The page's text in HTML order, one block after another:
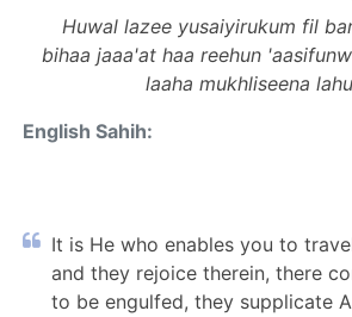
Huwal lazee yusaiyirukum fil
bihaa jaaa'at haa reehun
laaha mukhliseena
English Sahih:
It is He who enables you to
and they rejoice therein, there
to be engulfed, they supplicate